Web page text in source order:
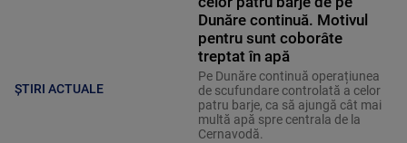
ȘTIRI ACTUALE
Dunăre continuă. Motivul
pentru sunt coborâte
treptat în apă
Pe Dunăre continuă operațiunea
de scufundare controlată a celor
patru barje, ca să ajungă cât mai
multă apă spre centrala de la
Cernavodă.